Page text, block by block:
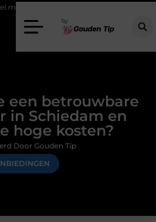
de mogelijkheden?
een betrouwbare
in Schiedam en
hoge kosten?
Door Gouden Tip